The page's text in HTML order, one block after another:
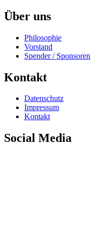
Über uns
Philosophie
Vorstand
Spender / Sponsoren
Kontakt
Datenschutz
Impressum
Kontakt
Social Media